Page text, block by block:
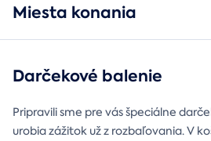
Miesta konania
Darčekové balenie
Pripravili sme pre vás špeciálne
urobia zážitok už z rozbaľovania. V